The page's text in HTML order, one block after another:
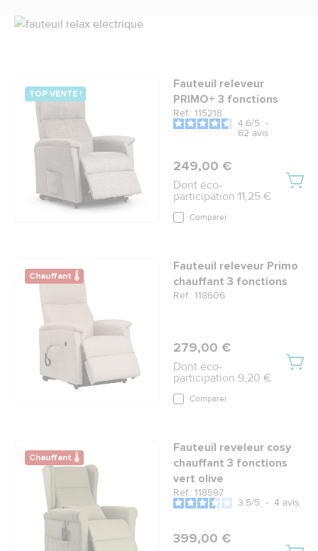
TOP VENTE !
Fauteuil releveur
PRIMO+ 3 fonctions
Ref.: 115218
4.6/5 -
62 avis
249,00 €
Dont éco-
participation 11,25 €
Comparer
Chauffant 🌡
Fauteuil releveur Primo
chauffant 3 fonctions
Ref.: 118606
279,00 €
Dont éco-
participation 9,20 €
Comparer
Chauffant 🌡
Fauteuil reveleur cosy
chauffant 3 fonctions
vert olive
Ref.: 118597
3.5/5 - 4 avis
399,00 €